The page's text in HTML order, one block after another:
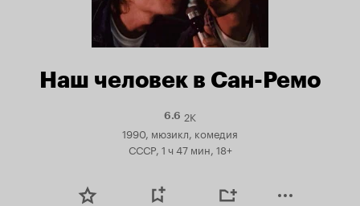
Наш человек в Сан-Ремо
6.6Рейтинг
2K
1990, мюзикл, комедия
СССР, 1 ч 47 мин, 18+